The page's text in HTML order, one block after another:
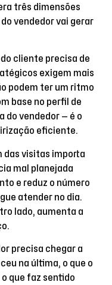
três dimensões
vendedor vai gerar
cliente precisa de
exigem mais
podem ter um ritmo
base no perfil de
do vendedor — é o
eficiente.
das visitas importa
mal planejada
e reduz o número
atender no dia.
lado, aumenta a
precisa chegar a
na última, o que o
que faz sentido